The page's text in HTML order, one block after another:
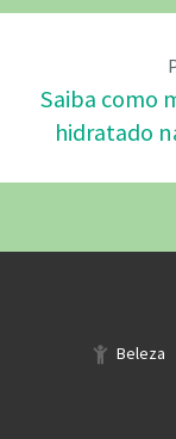
Saiba como
hidratado
Beleza